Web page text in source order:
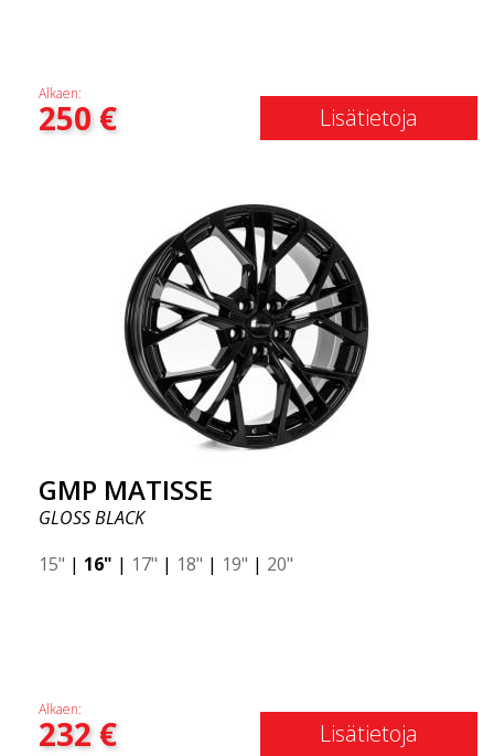
Alkaen:
250€ Lisätietoja
GMP MATISSE
GLOSS BLACK
15" | 16" | 17" | 18" | 19" | 20"
Alkaen:
232€ Lisätietoja